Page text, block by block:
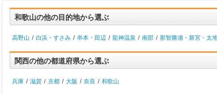
和歌山の他の目的地から選ぶ
高野山 / 白浜・すさみ / 串本・田辺 / 龍神温泉 / 南部 / 那智勝浦・新宮・太
関西の他の都道府県から選ぶ
兵庫 / 滋賀 / 京都 / 大阪 / 奈良 / 和歌山